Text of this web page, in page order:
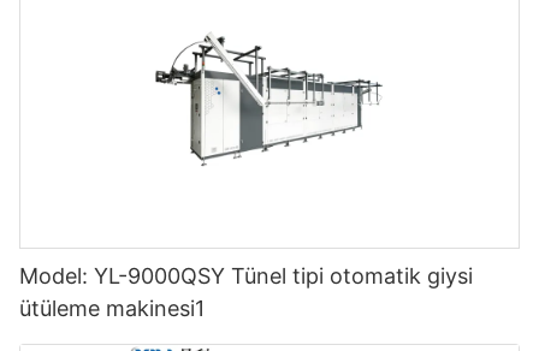
Model: YL-9000QSY Tünel tipi otomatik giysi
ütüleme makinesi1